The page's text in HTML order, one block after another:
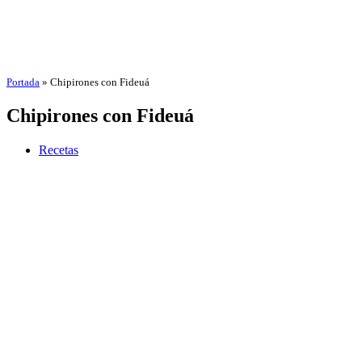
Portada » Chipirones con Fideuá
Chipirones con Fideuá
Recetas